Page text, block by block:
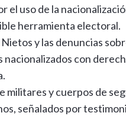
el uso de la
herramienta electoral.
Nietos y las denuncias
nacionalizados con
militares y cuerpos de
señalados por